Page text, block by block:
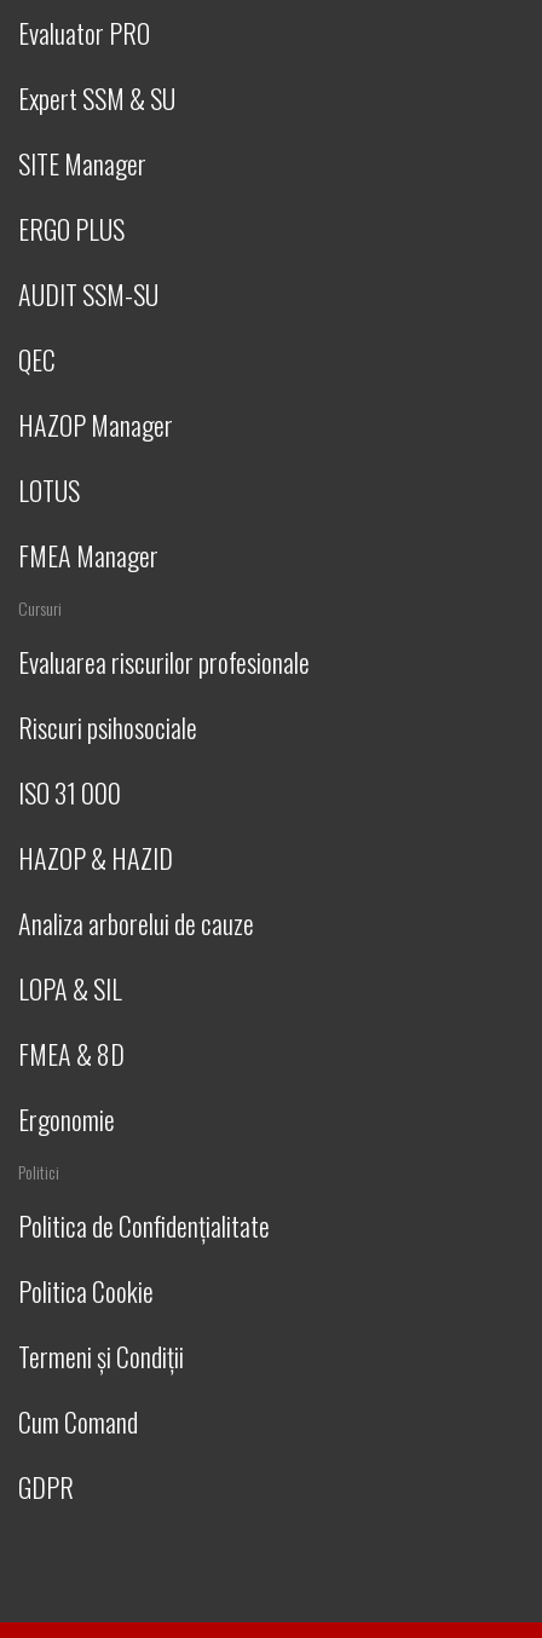
Evaluator PRO
Expert SSM & SU
SITE Manager
ERGO PLUS
AUDIT SSM-SU
QEC
HAZOP Manager
LOTUS
FMEA Manager
Cursuri
Evaluarea riscurilor profesionale
Riscuri psihosociale
ISO 31 000
HAZOP & HAZID
Analiza arborelui de cauze
LOPA & SIL
FMEA & 8D
Ergonomie
Politici
Politica de Confidențialitate
Politica Cookie
Termeni și Condiții
Cum Comand
GDPR